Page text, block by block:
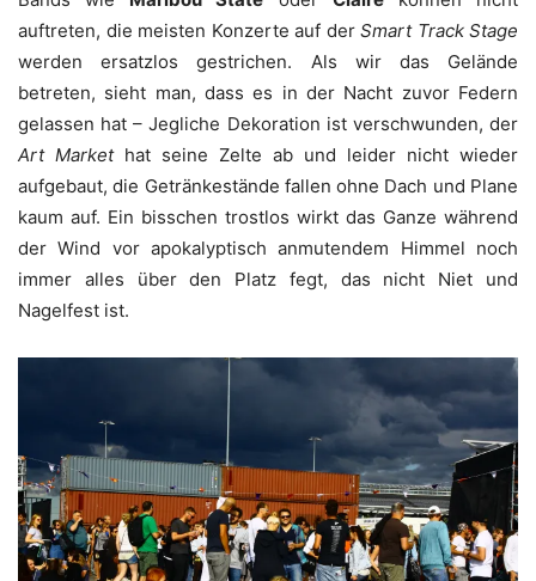
auftreten, die meisten Konzerte auf derSmart Track Stage
werden ersatzlos gestrichen. Als wir das Gelände
betreten, sieht man, dass es in der Nacht zuvor Federn
gelassen hat – Jegliche Dekoration ist verschwunden, der
Art Markethat seine Zelte ab und leider nicht wieder
aufgebaut, die Getränkestände fallen ohne Dach und Plane
kaum auf. Ein bisschen trostlos wirkt das Ganze während
der Wind vor apokalyptisch anmutendem Himmel noch
immer alles über den Platz fegt, das nicht Niet und
Nagelfest ist.